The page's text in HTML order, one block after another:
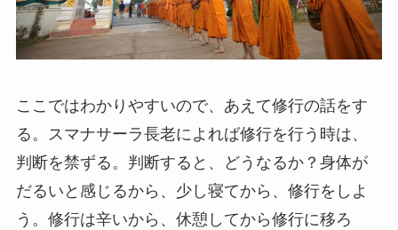
ここではわかりやすいので、あえて修行の話をす
る。スマナサーラ長老によれば修行を行う時は、
判断を禁ずる。判断すると、どうなるか？身体が
だるいと感じるから、少し寝てから、修行をしよ
う。修行は辛いから、休憩してから修行に移ろ